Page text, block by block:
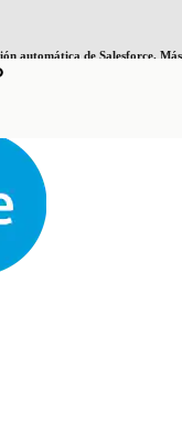
automática de Salesforce. Más